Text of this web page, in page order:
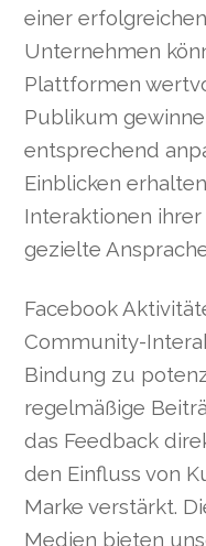
einer
Unternehmen
Plattformen
Publikum
entsprechend
Einblicken
Interaktionen
gezielte
Facebook
Community-
Bindung zu
regelmäßige
das Feedback
den Einfluss von
Marke verstärkt.
Medien bieten